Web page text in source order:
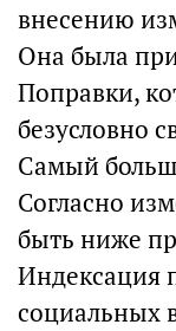
внесению
Она была
Поправки,
безусловно
Самый
Согласно
быть ниже
Индексация
социальных